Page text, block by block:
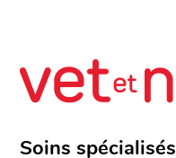
Soins spécialisés